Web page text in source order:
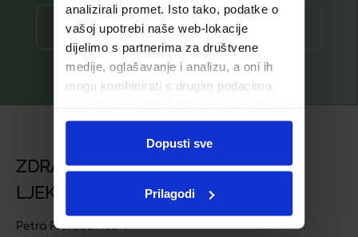
analizirali promet. Isto tako, podatke o
vašoj upotrebi naše web-lokacije
dijelimo s partnerima za društvene
medije, oglašavanje i analizu, a oni ih
mogu kombinirati s drugim podacima
ste upotrebljavali njihove usluge.
Dopusti sve
Prilagodi
Prijava ⟶
ZDRAVSTVENA USTANOVA
LJEKARNA BJELOVAR
Petra Preradovića 4